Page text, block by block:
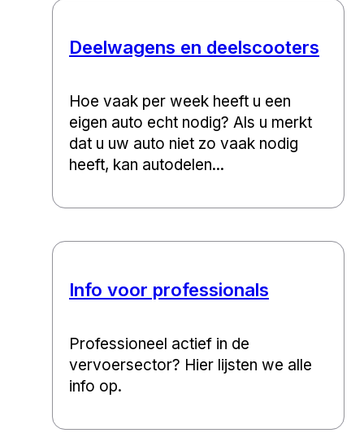
Deelwagens en deelscooters
Hoe vaak per week heeft u een
eigen auto echt nodig? Als u merkt
dat u uw auto niet zo vaak nodig
heeft, kan autodelen...
Info voor professionals
Professioneel actief in de
vervoersector? Hier lijsten we alle
info op.